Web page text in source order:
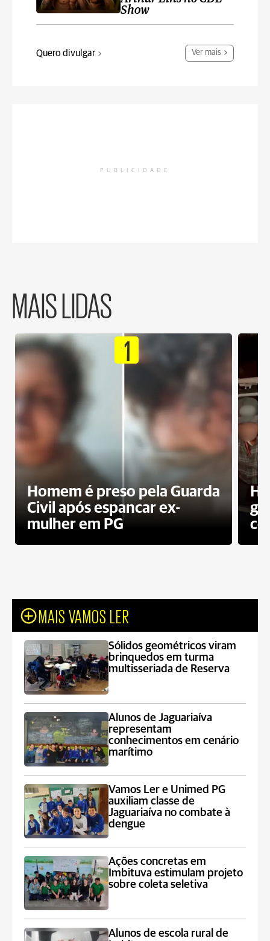
Show
Quero divulgar Ver mais
PUBLICIDADE
MAIS LIDAS
1
Homem é preso pela Guarda
Civil após espancar ex-
mulher em PG
MAIS VAMOS LER
Sólidos geométricos viram
brinquedos em turma
multisseriada de Reserva
Alunos de Jaguariaíva
representam
conhecimentos em cenário
marítimo
Vamos Ler e Unimed PG
auxiliam classe de
Jaguariaíva no combate à
dengue
Ações concretas em
Imbituva estimulam projeto
sobre coleta seletiva
Alunos de escola rural de